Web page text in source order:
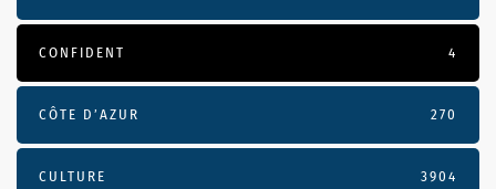
CONFIDENT 4
CÔTE D’AZUR 270
CULTURE 3904